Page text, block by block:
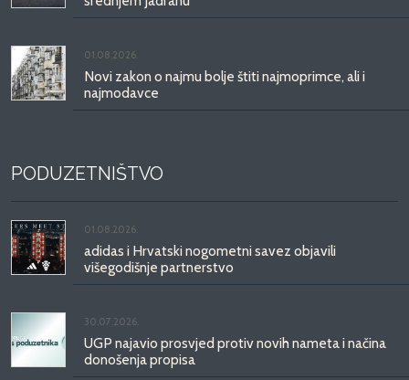
01.08.2026.
Novi zakon o najmu bolje štiti najmoprimce, ali i
najmodavce
PODUZETNIŠTVO
01.08.2026.
adidas i Hrvatski nogometni savez objavili
višegodišnje partnerstvo
30.07.2026.
UGP najavio prosvjed protiv novih nameta i načina
donošenja propisa